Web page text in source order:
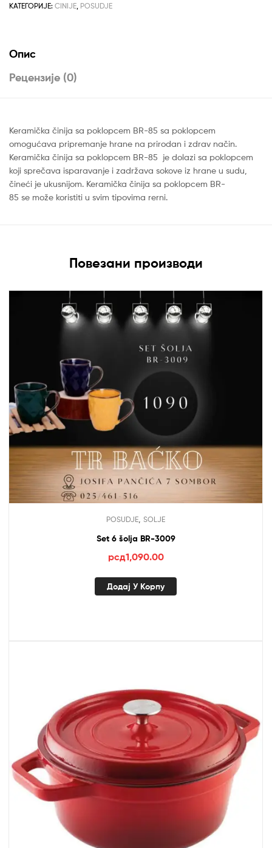
КАТЕГОРИЈЕ: CINIJE POSUDJE
Опис
Рецензије (0)
Keramička činija sa poklopcem BR-85 sa poklopcem
omogućava pripremanje hrane na prirodan i zdrav način.
Keramička činija sa poklopcem BR-85 je dolazi sa poklopcem
koji sprečava isparavanje i zadržava sokove iz hrane u sudu,
čineći je ukusnijom. Keramička činija sa poklopcem BR-
85 se može koristiti u svim tipovima rerni.
Повезани производи
POSUDJE SOLJE
Set 6 šolja BR-3009
рсд1,090.00
Додај У Корпу